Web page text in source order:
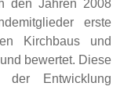
den Jahren 2008
erste
Kirchbaus und
bewertet. Diese
der Entwicklung